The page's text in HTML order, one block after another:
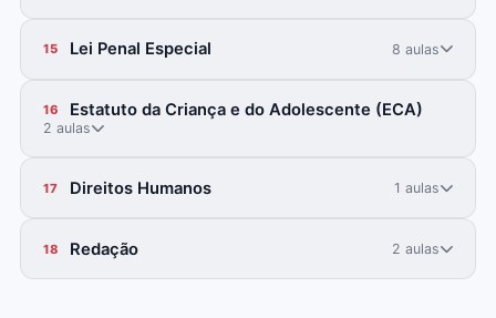
15 Lei Penal Especial 8 aulas
16 Estatuto da Criança e do Adolescente (ECA)
2 aulas
17 Direitos Humanos 1 aulas
18 Redação 2 aulas